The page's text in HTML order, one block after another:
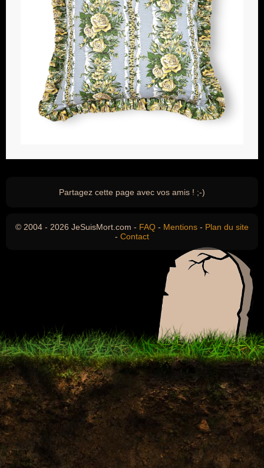
Partagez cette page avec vos amis ! ;-)
© 2004 - 2026 JeSuisMort.com - FAQ - Mentions - Plan du site
- Contact